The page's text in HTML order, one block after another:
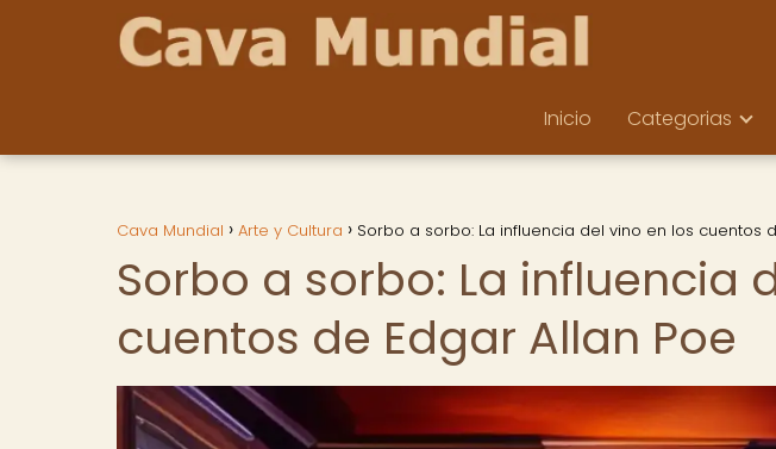
Inicio Categorias
Cava Mundial Arte y Cultura Sorbo a sorbo: La influencia del vino en los cuentos
Sorbo a sorbo: La influencia
cuentos de Edgar Allan Poe